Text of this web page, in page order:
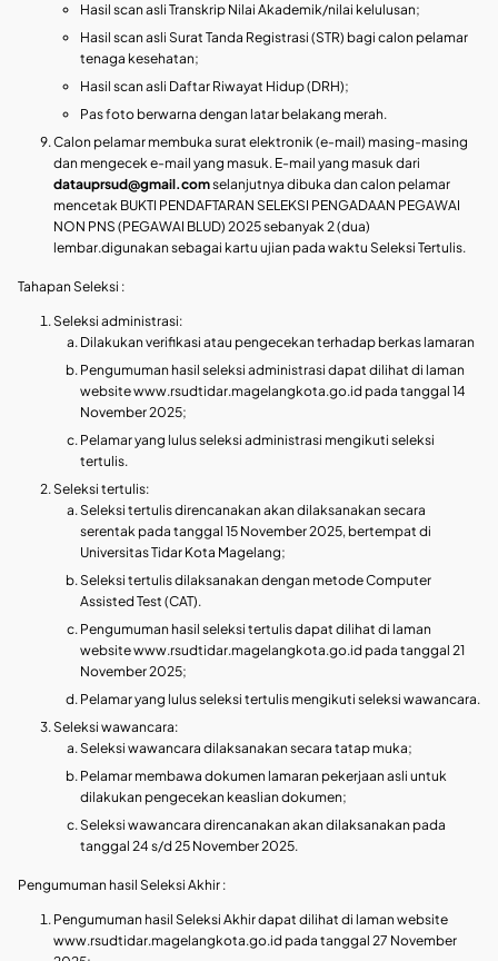
Hasil scan asli Transkrip Nilai Akademik/nilai kelulusan;
Hasil scan asli Surat Tanda Registrasi (STR) bagi calon pelamar
tenaga kesehatan;
Hasil scan asli Daftar Riwayat Hidup (DRH);
Pas foto berwarna dengan latar belakang merah.
Calon pelamar membuka surat elektronik (e-mail) masing-masing
dan mengecek e-mail yang masuk. E-mail yang masuk dari
datauprsud@gmail.comselanjutnya dibuka dan calon pelamar
mencetak BUKTI PENDAFTARAN SELEKSI PENGADAAN PEGAWAI
NON PNS (PEGAWAI BLUD) 2025 sebanyak 2 (dua)
lembar.digunakan sebagai kartu ujian pada waktu Seleksi Tertulis.
Tahapan Seleksi :
Seleksi administrasi:
Dilakukan verifikasi atau pengecekan terhadap berkas lamaran
Pengumuman hasil seleksi administrasi dapat dilihat di laman
website www.rsudtidar.magelangkota.go.id pada tanggal 14
November 2025;
Pelamar yang lulus seleksi administrasi mengikuti seleksi
tertulis.
Seleksi tertulis:
Seleksi tertulis direncanakan akan dilaksanakan secara
serentak pada tanggal 15 November 2025, bertempat di
Universitas Tidar Kota Magelang;
Seleksi tertulis dilaksanakan dengan metode Computer
Assisted Test (CAT).
Pengumuman hasil seleksi tertulis dapat dilihat di laman
website www.rsudtidar.magelangkota.go.id pada tanggal 21
November 2025;
Pelamar yang lulus seleksi tertulis mengikuti seleksi wawancara.
Seleksi wawancara:
Seleksi wawancara dilaksanakan secara tatap muka;
Pelamar membawa dokumen lamaran pekerjaan asli untuk
dilakukan pengecekan keaslian dokumen;
Seleksi wawancara direncanakan akan dilaksanakan pada
tanggal 24 s/d 25 November 2025.
Pengumuman hasil Seleksi Akhir :
Pengumuman hasil Seleksi Akhir dapat dilihat di laman website
www.rsudtidar.magelangkota.go.id pada tanggal 27 November